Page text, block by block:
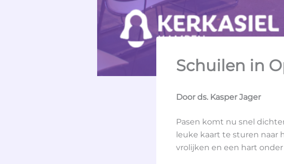
Schuilen in
Door ds. Kasper Jager
Pasen komt nu snel
leuke kaart te sturen naar
vrolijken en een hart